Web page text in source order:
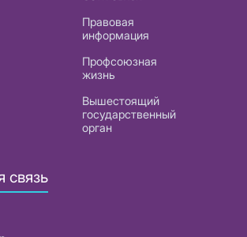
Правовая
информация
Профсоюзная
жизнь
Вышестоящий
государственный
орган
связь